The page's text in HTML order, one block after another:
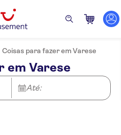
Coisas para fazer em Varese
em Varese
Até: